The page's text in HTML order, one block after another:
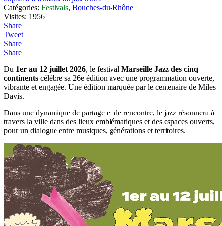
Catégories: Festivals, Bouches-du-Rhône
Visites: 1956
Share
Tweet
Share
Share
Du 1er au 12 juillet 2026, le festival Marseille Jazz des cinq
continents célèbre sa 26e édition avec une programmation ouverte,
vibrante et engagée. Une édition marquée par le centenaire de Miles
Davis.
Dans une dynamique de partage et de rencontre, le jazz résonnera à
travers la ville dans des lieux emblématiques et des espaces ouverts,
pour un dialogue entre musiques, générations et territoires.